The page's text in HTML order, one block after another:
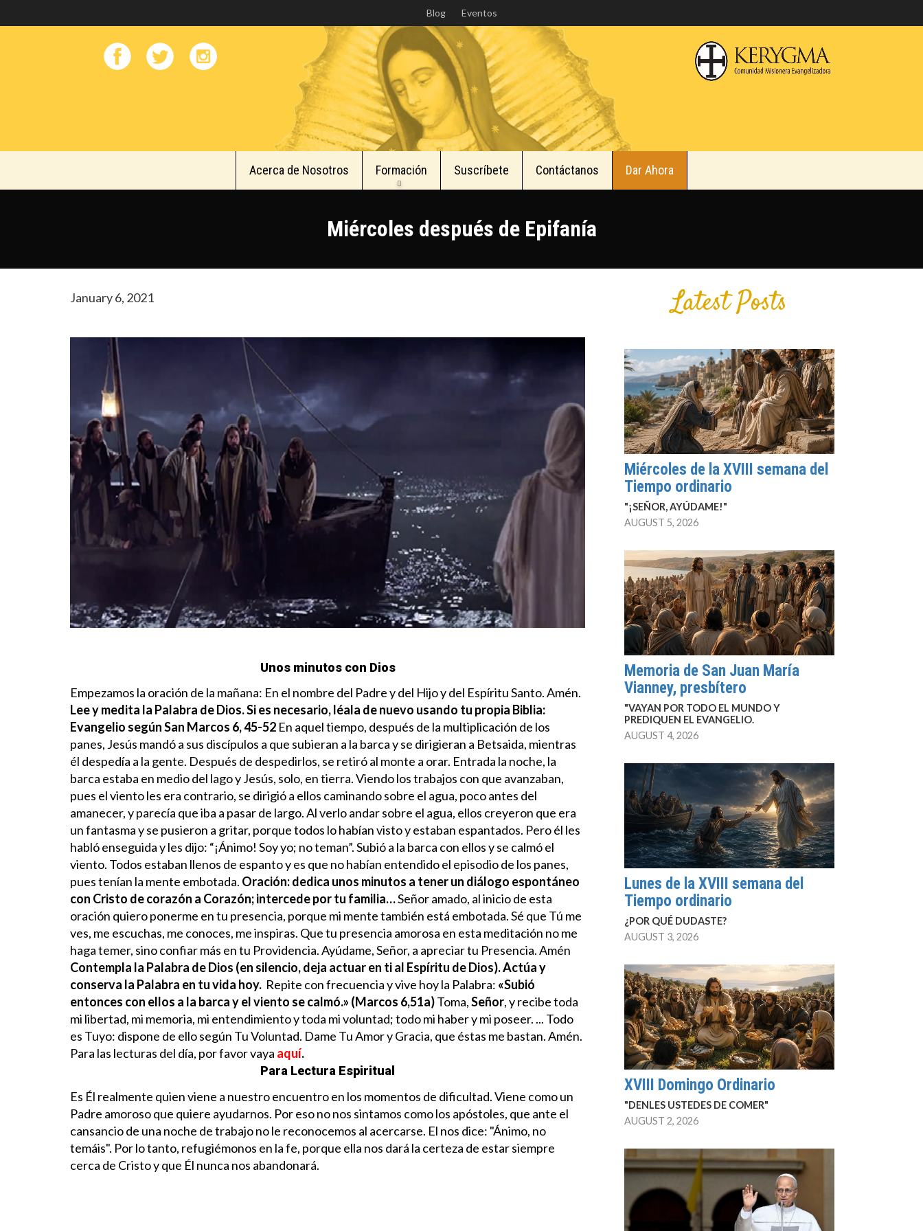
Skip
to
main
content
Blog Eventos
Acerca de Nosotros Formación Suscríbete Contáctanos Dar Ahora
Miércoles después de Epifanía
January 6, 2021
Unos minutos con Dios
Empezamos la oración de la mañana: En el nombre del Padre y del Hijo y del Espíritu Santo. Amén.
Lee y medita la Palabra de Dios. Si es necesario, léala de nuevo usando tu propia Biblia:
Evangelio según San Marcos 6, 45-52 En aquel tiempo, después de la multiplicación de los
panes, Jesús mandó a sus discípulos a que subieran a la barca y se dirigieran a Betsaida, mientras
él despedía a la gente. Después de despedirlos, se retiró al monte a orar. Entrada la noche, la
barca estaba en medio del lago y Jesús, solo, en tierra. Viendo los trabajos con que avanzaban,
pues el viento les era contrario, se dirigió a ellos caminando sobre el agua, poco antes del
amanecer, y parecía que iba a pasar de largo.Al verlo andar sobre el agua, ellos creyeron que era
un fantasma y se pusieron a gritar, porque todos lo habían visto y estaban espantados. Pero él les
habló enseguida y les dijo: “¡Ánimo! Soy yo; no teman”. Subió a la barca con ellos y se calmó el
viento. Todos estaban llenos de espanto y es que no habían entendido el episodio de los panes,
pues tenían la mente embotada. Oración: dedica unos minutos a tener un diálogo espontáneo
con Cristo de corazón a Corazón; intercede por tu familia…Señor amado, al inicio de esta
oración quiero ponerme en tu presencia, porque mi mente también está embotada. Sé que Tú me
ves, me escuchas, me conoces, me inspiras. Que tu presencia amorosa en esta meditación no me
haga temer, sino confiar más en tu Providencia.Ayúdame, Señor, a apreciar tu Presencia. Amén
Contempla la Palabra de Dios (en silencio, deja actuar en ti al Espíritu de Dios). Actúa y
conserva la Palabra en tu vida hoy. Repite con frecuencia y vive hoy la Palabra: «Subió
entonces con ellos a la barca y el viento se calmó.» (Marcos 6,51a)Toma,Señor, y recibe toda
mi libertad, mi memoria, mi entendimiento y toda mi voluntad; todo mi haber y mi poseer. ... Todo
es Tuyo: dispone de ello según Tu Voluntad. Dame Tu Amor y Gracia, que éstas me bastan. Amén.
Para las lecturas del día, por favor vaya aquí.
Para Lectura Espiritual
Es Él realmente quien viene a nuestro encuentro en los momentos de dificultad. Viene como un
Padre amoroso que quiere ayudarnos. Por eso no nos sintamos como los apóstoles, que ante el
cansancio de una noche de trabajo no le reconocemos al acercarse. El nos dice: "Ánimo, no
temáis". Por lo tanto, refugiémonos en la fe, porque ella nos dará la certeza de estar siempre
cerca de Cristo y que Él nunca nos abandonará.
Latest Posts
Miércoles de la XVIII semana del
Tiempo ordinario
"¡SEÑOR, AYÚDAME!"
AUGUST 5, 2026
Memoria de San Juan María
Vianney, presbítero
"VAYAN POR TODO EL MUNDO Y
PREDIQUEN EL EVANGELIO.
AUGUST 4, 2026
Lunes de la XVIII semana del
Tiempo ordinario
¿POR QUÉ DUDASTE?
AUGUST 3, 2026
XVIII Domingo Ordinario
"DENLES USTEDES DE COMER"
AUGUST 2, 2026